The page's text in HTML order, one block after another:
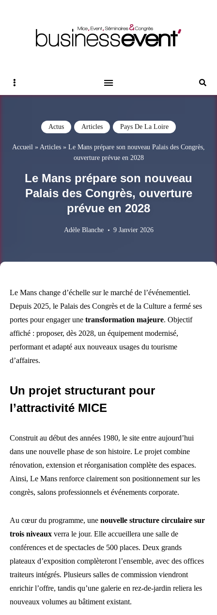
Sidebar
Actus Articles Pays De La Loire
Accueil » Articles » Le Mans prépare son nouveau Palais des Congrès,
ouverture prévue en 2028
Le Mans prépare son nouveau
Palais des Congrès, ouverture
prévue en 2028
Adèle Blanche 9 Janvier 2026
Le Mans change d’échelle sur le marché de l’événementiel.
Depuis 2025, le Palais des Congrès et de la Culture a fermé ses
portes pour engager une transformation majeure. Objectif
affiché : proposer, dès 2028, un équipement modernisé,
performant et adapté aux nouveaux usages du tourisme
d’affaires.
Un projet structurant pour
l’attractivité MICE
Construit au début des années 1980, le site entre aujourd’hui
dans une nouvelle phase de son histoire. Le projet combine
rénovation, extension et réorganisation complète des espaces.
Ainsi, Le Mans renforce clairement son positionnement sur les
congrès, salons professionnels et événements corporate.
Au cœur du programme, une nouvelle structure circulaire sur
trois niveaux verra le jour. Elle accueillera une salle de
conférences et de spectacles de 500 places. Deux grands
plateaux d’exposition complèteront l’ensemble, avec des offices
traiteurs intégrés. Plusieurs salles de commission viendront
enrichir l’offre, tandis qu’une galerie en rez-de-jardin reliera les
nouveaux volumes au bâtiment existant.